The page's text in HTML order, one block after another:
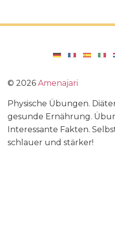
© 2026 Amenajari
Physische Übungen.
gesunde Ernährung.
Interessante Fakten.
schlauer und stärker!